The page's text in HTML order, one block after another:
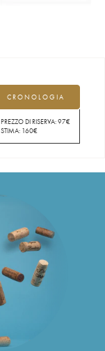
CRONOLOGIA
PREZZO DI RISERVA:97€
STIMA: 160€